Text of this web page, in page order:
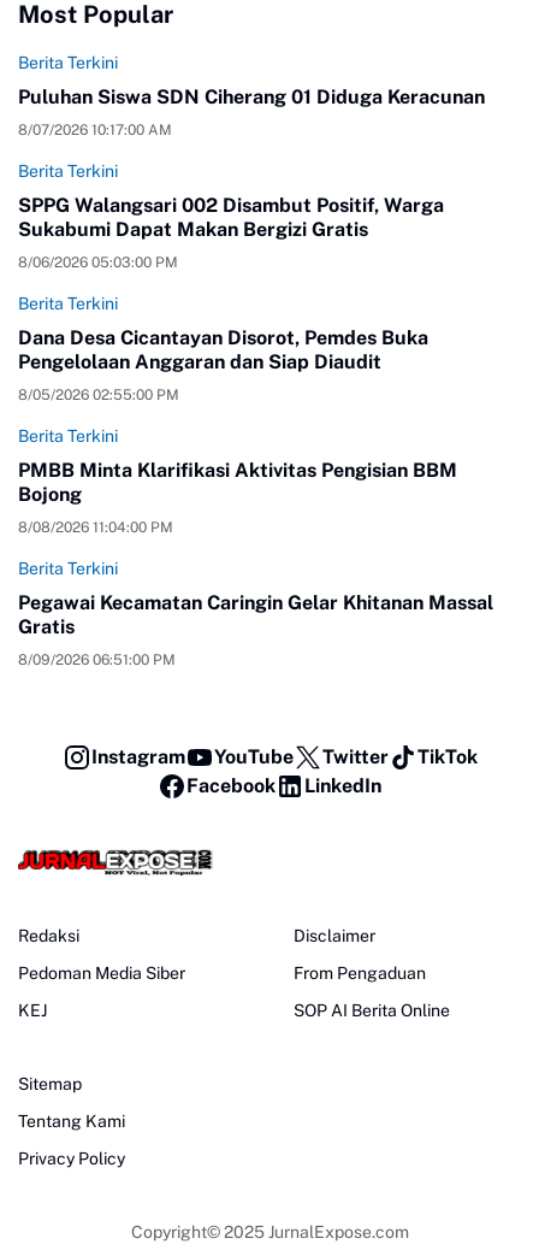
Most Popular
Berita Terkini
Puluhan Siswa SDN Ciherang 01 Diduga Keracunan
8/07/2026 10:17:00 AM
Berita Terkini
SPPG Walangsari 002 Disambut Positif, Warga
Sukabumi Dapat Makan Bergizi Gratis
8/06/2026 05:03:00 PM
Berita Terkini
Dana Desa Cicantayan Disorot, Pemdes Buka
Pengelolaan Anggaran dan Siap Diaudit
8/05/2026 02:55:00 PM
Berita Terkini
PMBB Minta Klarifikasi Aktivitas Pengisian BBM
Bojong
8/08/2026 11:04:00 PM
Berita Terkini
Pegawai Kecamatan Caringin Gelar Khitanan Massal
Gratis
8/09/2026 06:51:00 PM
Instagram YouTube Twitter
TikTok
Facebook
LinkedIn
Redaksi
Pedoman Media Siber
KEJ
Disclaimer
From Pengaduan
SOP AI Berita Online
Sitemap
Tentang Kami
Privacy Policy
Copyright© 2025JurnalExpose.com